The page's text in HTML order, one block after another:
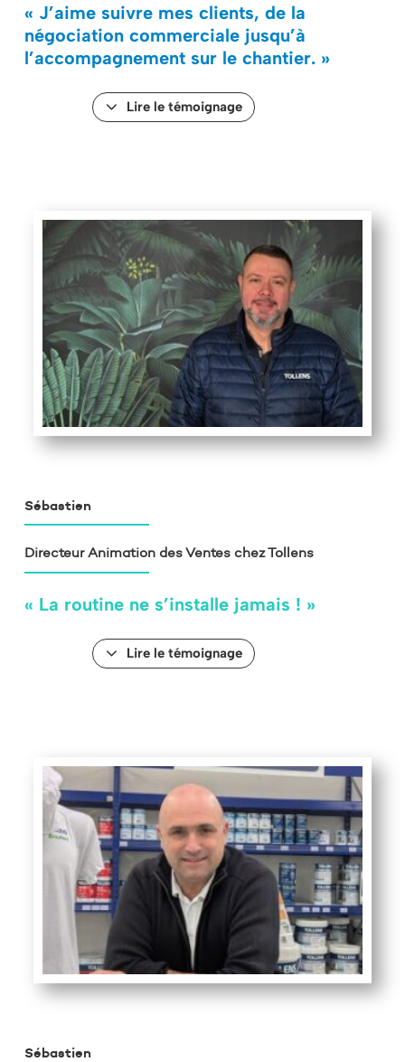
« J’aime suivre mes clients, de la
négociation commerciale jusqu’à
l’accompagnement sur le chantier. »
Lire le témoignage
Sébastien
Directeur Animation des Ventes chez Tollens
« La routine ne s’installe jamais ! »
Lire le témoignage
Sébastien